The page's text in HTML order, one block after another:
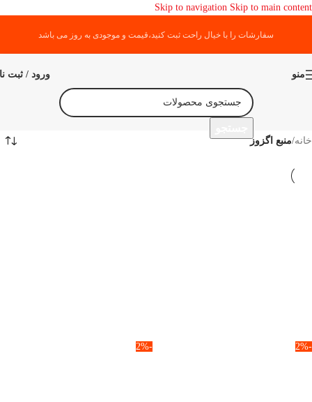
Skip to navigation Skip to main content
سفارشات را با خیال راحت ثبت کنید،قیمت و موجودی به روز می باشد
منو ورود / ثبت
خانه/منبع اگزوز
-2%
-2%